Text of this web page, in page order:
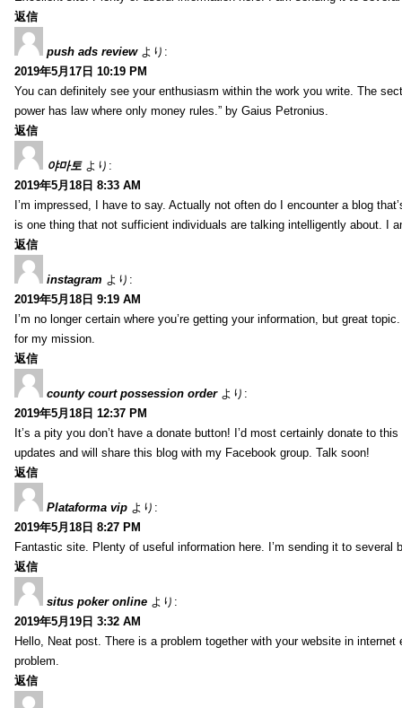
返信
push ads review より:
2019年5月17日 10:19 PM
You can definitely see your enthusiasm within the work you write. The
power has law where only money rules.” by Gaius Petronius.
返信
야마토 より:
2019年5月18日 8:33 AM
I’m impressed, I have to say. Actually not often do I encounter a blog
is one thing that not sufficient individuals are talking intelligently about. I
返信
instagram より:
2019年5月18日 9:19 AM
I’m no longer certain where you’re getting your information, but great
for my mission.
返信
county court possession order より:
2019年5月18日 12:37 PM
It’s a pity you don’t have a donate button! I’d most certainly donate to
updates and will share this blog with my Facebook group. Talk soon!
返信
Plataforma vip より:
2019年5月18日 8:27 PM
Fantastic site. Plenty of useful information here. I’m sending it to
返信
situs poker online より:
2019年5月19日 3:32 AM
Hello, Neat post. There is a problem together with your website in
problem.
返信